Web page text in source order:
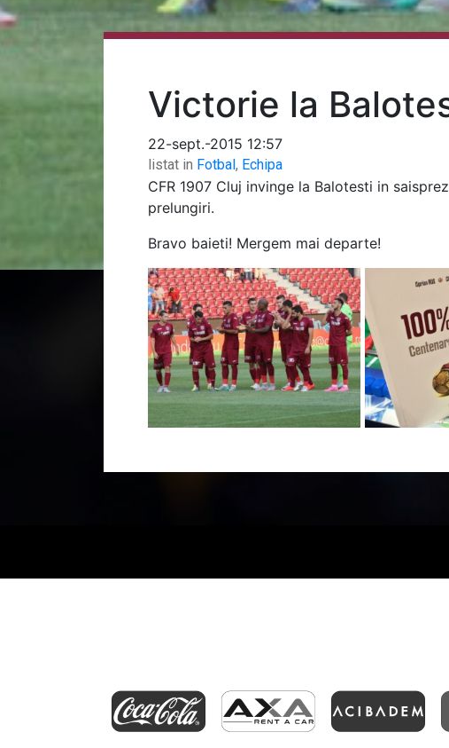
Victorie la
22-sept.-2015 12:57
listat in Fotbal, Echipa
CFR 1907 Cluj invinge la Balotesti in
prelungiri.
Bravo baieti! Mergem mai departe!